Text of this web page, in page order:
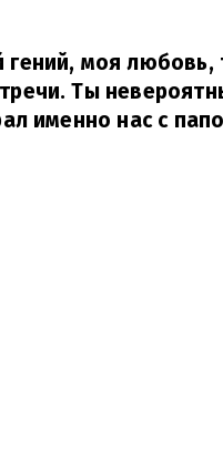
моя любовь,
Ты
именно нас с